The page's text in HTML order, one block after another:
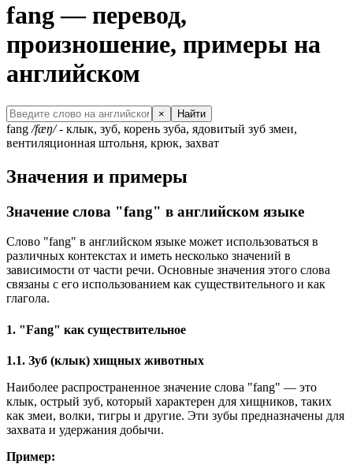
fang — перевод,
произношение, примеры на
английском
× Найти
fang /fæŋ/- клык, зуб, корень зуба, ядовитый зуб змеи,
вентиляционная штольня, крюк, захват
Значения и примеры
Значение слова "fang" в английском языке
Слово "fang" в английском языке может использоваться в
различных контекстах и иметь несколько значений в
зависимости от части речи. Основные значения этого слова
связаны с его использованием как существительного и как
глагола.
1. "Fang" как существительное
1.1. Зуб (клык) хищных животных
Наиболее распространенное значение слова "fang" — это
клык, острый зуб, который характерен для хищников, таких
как змеи, волки, тигры и другие. Эти зубы предназначены для
захвата и удержания добычи.
Пример: